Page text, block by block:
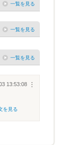
一覧を見る
一覧を見る
一覧を見る
︙
13:53:08
を見る